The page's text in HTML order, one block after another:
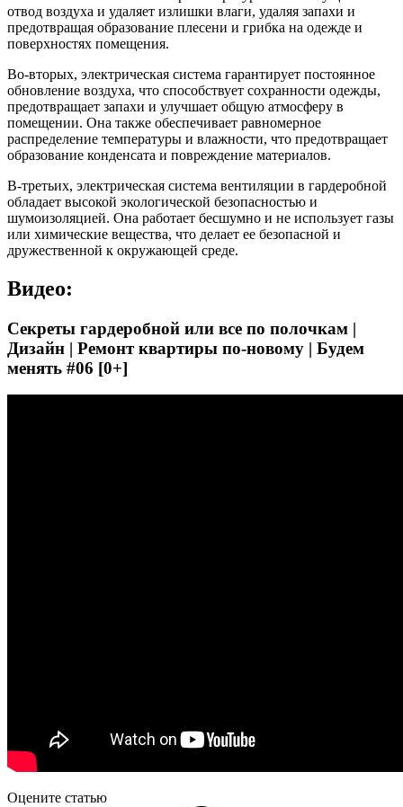
отвод воздуха и удаляет излишки влаги, удаляя запахи и
предотвращая образование плесени и грибка на одежде и
поверхностях помещения.
Во-вторых, электрическая система гарантирует постоянное
обновление воздуха, что способствует сохранности одежды,
предотвращает запахи и улучшает общую атмосферу в
помещении. Она также обеспечивает равномерное
распределение температуры и влажности, что предотвращает
образование конденсата и повреждение материалов.
В-третьих, электрическая система вентиляции в гардеробной
обладает высокой экологической безопасностью и
шумоизоляцией. Она работает бесшумно и не использует газы
или химические вещества, что делает ее безопасной и
дружественной к окружающей среде.
Видео:
Секреты гардеробной или все по полочкам |
Дизайн | Ремонт квартиры по-новому | Будем
менять #06 [0+]
Оцените статью